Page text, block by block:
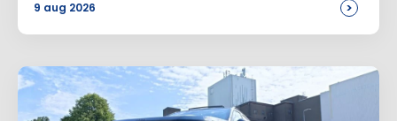
Site
9 aug 2026 >